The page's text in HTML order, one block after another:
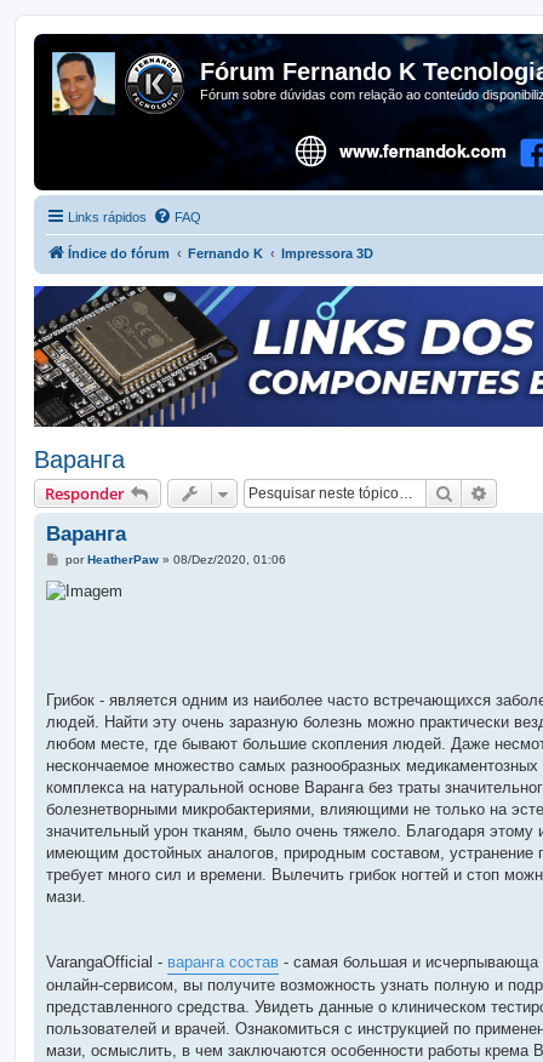
Fórum Fernando K
Fórum sobre dúvidas com relação ao conteúdo
Links rápidos FAQ
Índice do fórum Fernando K Impressora 3D
Варанга
Responder Pesquisar
Варанга
M
n
s
porHeatherPaw» 08/Dez/2020, 01:06
Грибок - является одним из наиболее часто встречающихся
людей. Найти эту очень заразную болезнь можно практически
любом месте, где бывают большие скопления людей. Даже
нескончаемое множество самых разнообразных
комплекса на натуральной основе Варанга без траты
болезнетворными микробактериями, влияющими не только на
значительный урон тканям, было очень тяжело. Благодаря
имеющим достойных аналогов, природным составом, устранение
требует много сил и времени. Вылечить грибок ногтей и стоп
мази.
VarangaOfficial - варанга состав - самая большая и исчерпывающа
онлайн-сервисом, вы получите возможность узнать полную и
представленного средства. Увидеть данные о клиническом
пользователей и врачей. Ознакомиться с инструкцией по
мази, осмыслить, в чем заключаются особенности работы крема